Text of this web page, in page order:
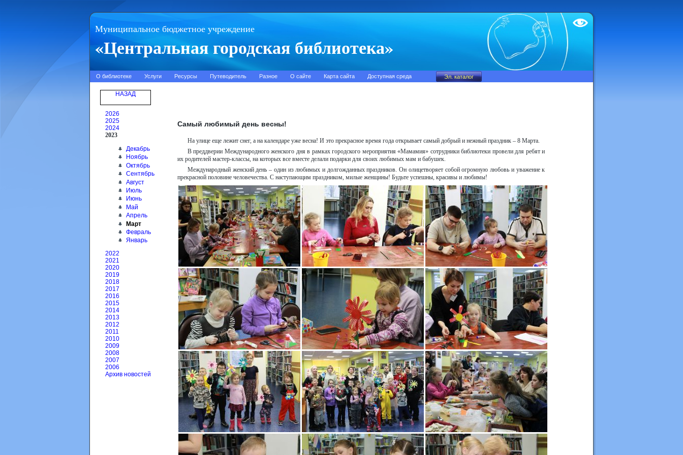
Муниципальное бюджетное учреждение
«Центральная городская библиотека»
Test
О библиотеке Услуги Ресурсы Путеводитель Разное О сайте Карта сайта Доступная среда
НАЗАД
2026
2025
2024
2023
Декабрь
Ноябрь
Октябрь
Сентябрь
Август
Июль
Июнь
Май
Апрель
Март
Февраль
Январь
2022
2021
2020
2019
2018
2017
2016
2015
2014
2013
2012
2011
2010
2009
2008
2007
2006
Архив новостей
Самый любимый день весны!
На улице еще лежит снег, а на календаре уже весна! И это прекрасное время года открывает самый добрый и нежный праздник – 8 Марта.
В преддверии Международного женского дня в рамках городского мероприятия «Мамамия» сотрудники библиотеки провели для ребят и
их родителей мастер-классы, на которых все вместе делали подарки для своих любимых мам и бабушек.
Международный женский день – один из любимых и долгожданных праздников. Он олицетворяет собой огромную любовь и уважение к
прекрасной половине человечества. С наступающим праздником, милые женщины! Будьте успешны, красивы и любимы!